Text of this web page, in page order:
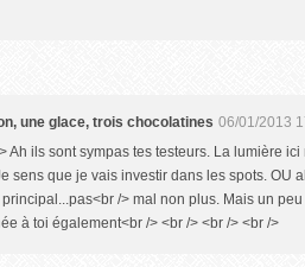
une glace, trois chocolatines 06/01/2013
Ah ils sont sympas tes testeurs. La lumière
sens que je vais investir dans les spots. OU
/> mal non plus. Mais un
à toi également<br /> <br /> <br /> <br />